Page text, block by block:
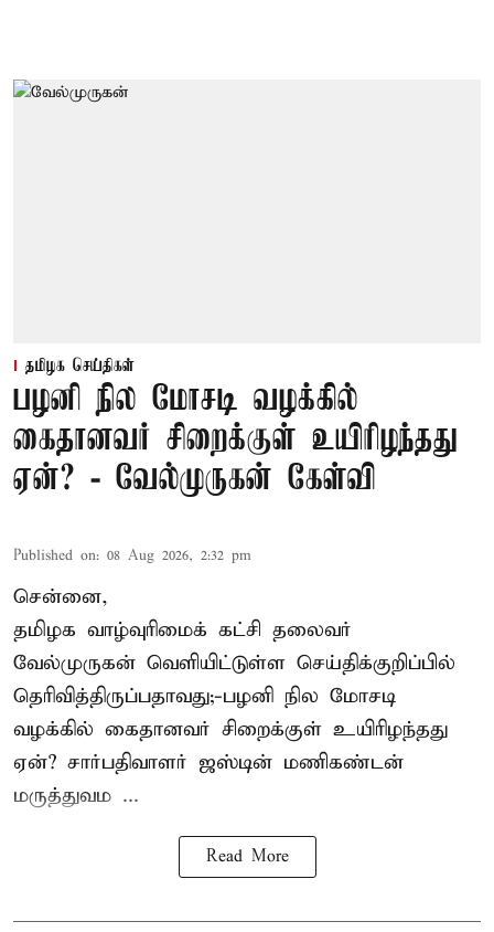
தமிழக செய்திகள்
பழனி நில மோசடி வழக்கில்
கைதானவர் சிறைக்குள் உயிரிழந்தது
ஏன்? - வேல்முருகன் கேள்வி
Published on: 08 Aug 2026, 2:32 pm
சென்னை,
தமிழக வாழ்வுரிமைக் கட்சி தலைவர்
வேல்முருகன் வெளியிட்டுள்ள செய்திக்குறிப்பில்
தெரிவித்திருப்பதாவது;-பழனி நில மோசடி
வழக்கில் கைதானவர் சிறைக்குள் உயிரிழந்தது
ஏன்? சார்பதிவாளர் ஜஸ்டின் மணிகண்டன்
மருத்துவம ...
Read More